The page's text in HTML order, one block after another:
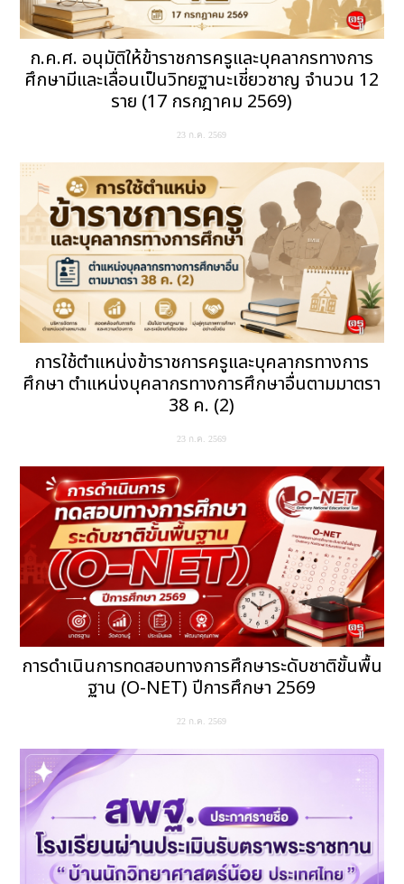
ก.ค.ศ. อนุมัติให้ข้าราชการครูและบุคลากรทางการ
ศึกษามีและเลื่อนเป็นวิทยฐานะเชี่ยวชาญ จำนวน 12
ราย (17 กรกฎาคม 2569)
23 ก.ค. 2569
การใช้ตำแหน่งข้าราชการครูและบุคลากรทางการ
ศึกษา ตำแหน่งบุคลากรทางการศึกษาอื่นตามมาตรา
38 ค. (2)
23 ก.ค. 2569
การดำเนินการทดสอบทางการศึกษาระดับชาติขั้นพื้น
ฐาน (O-NET) ปีการศึกษา 2569
22 ก.ค. 2569